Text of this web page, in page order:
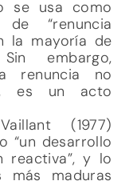
se usa como
“renuncia
la mayoría de
embargo,
renuncia no
es un acto
(1977)
“un desarrollo
reactiva”, y lo
más maduras